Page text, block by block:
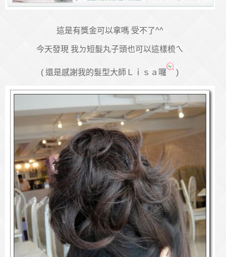
這是有獎金可以拿嗎 受不了^^
今天發現 我ㄉ短髮丸子頭也可以這樣梳ㄟ
( 還是感謝我的髮型大師Ｌｉｓａ囉 )